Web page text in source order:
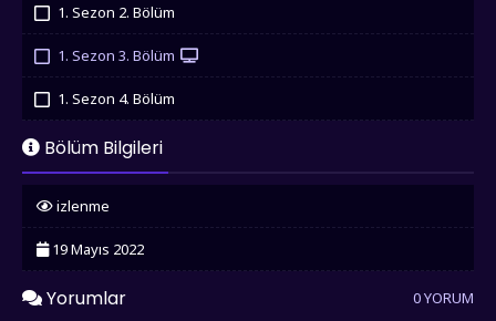
1. Sezon 2. Bölüm
1. Sezon 3. Bölüm
1. Sezon 4. Bölüm
Bölüm Bilgileri
izlenme
19 Mayıs 2022
Yorumlar 0 YORUM